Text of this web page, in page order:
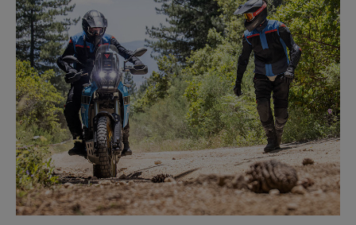
FLAT TRACK VR46
MEER INFORMATIE